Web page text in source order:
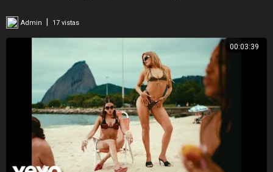
Admin 17 vistas
00:03:39